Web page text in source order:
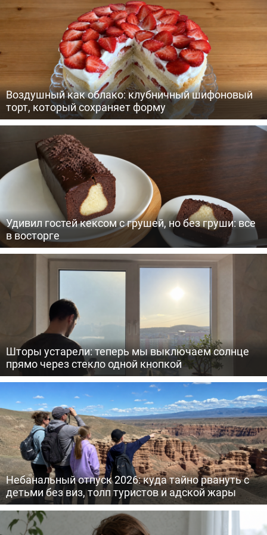
Воздушный как облако: клубничный шифоновый
торт, который сохраняет форму
Удивил гостей кексом с грушей, но без груши: все
в восторге
Шторы устарели: теперь мы выключаем солнце
прямо через стекло одной кнопкой
Небанальный отпуск 2026: куда тайно рвануть с
детьми без виз, толп туристов и адской жары